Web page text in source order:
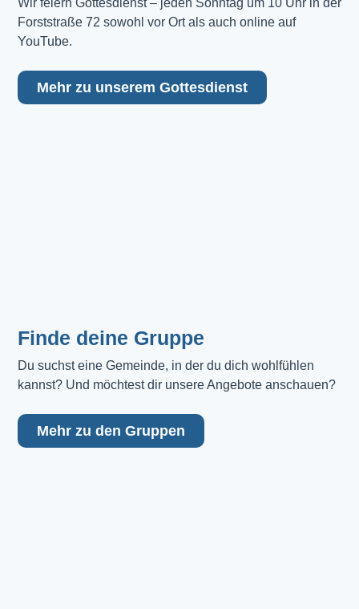
Forststraße 72 sowohl vor Ort als auch online auf
YouTube.
Mehr zu unserem Gottesdienst
Finde deine Gruppe
Du suchst eine Gemeinde, in der du dich wohlfühlen
kannst? Und möchtest dir unsere Angebote anschauen?
Mehr zu den Gruppen